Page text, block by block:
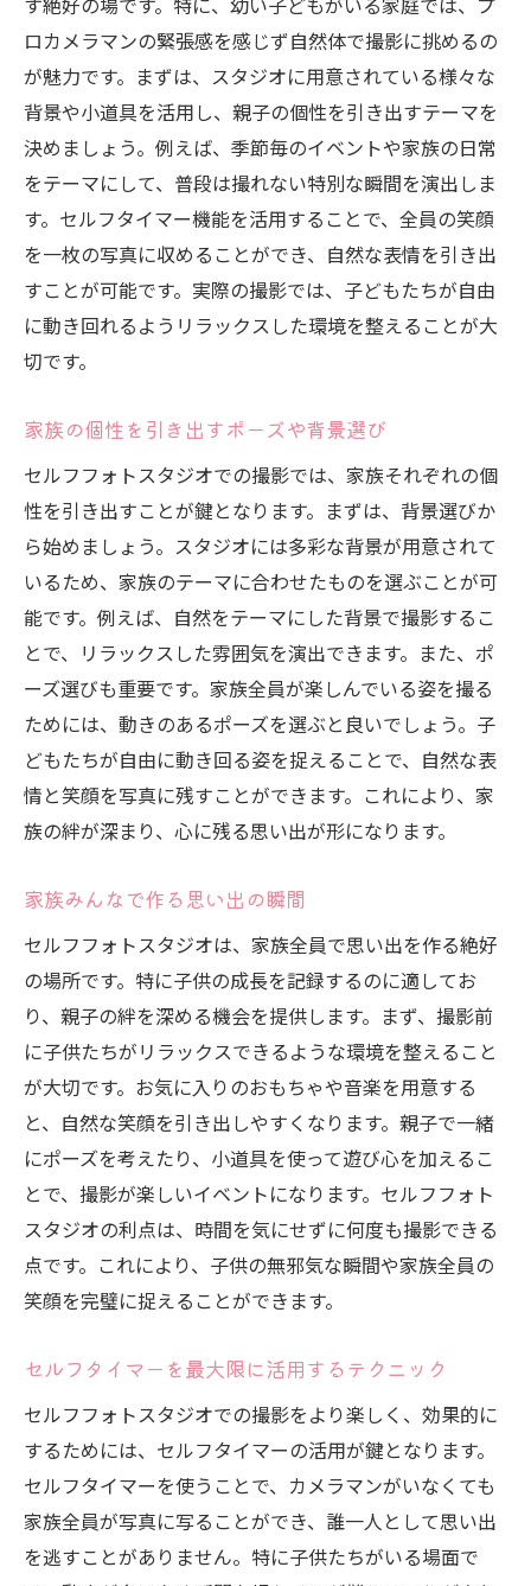
ロカメラマンの緊張感を感じず自然体で撮影に挑めるの
が魅力です。まずは、スタジオに用意されている様々な
背景や小道具を活用し、親子の個性を引き出すテーマを
決めましょう。例えば、季節毎のイベントや家族の日常
をテーマにして、普段は撮れない特別な瞬間を演出しま
す。セルフタイマー機能を活用することで、全員の笑顔
を一枚の写真に収めることができ、自然な表情を引き出
すことが可能です。実際の撮影では、子どもたちが自由
に動き回れるようリラックスした環境を整えることが大
切です。
家族の個性を引き出すポーズや背景選び
セルフフォトスタジオでの撮影では、家族それぞれの個
性を引き出すことが鍵となります。まずは、背景選びか
ら始めましょう。スタジオには多彩な背景が用意されて
いるため、家族のテーマに合わせたものを選ぶことが可
能です。例えば、自然をテーマにした背景で撮影するこ
とで、リラックスした雰囲気を演出できます。また、ポ
ーズ選びも重要です。家族全員が楽しんでいる姿を撮る
ためには、動きのあるポーズを選ぶと良いでしょう。子
どもたちが自由に動き回る姿を捉えることで、自然な表
情と笑顔を写真に残すことができます。これにより、家
族の絆が深まり、心に残る思い出が形になります。
家族みんなで作る思い出の瞬間
セルフフォトスタジオは、家族全員で思い出を作る絶好
の場所です。特に子供の成長を記録するのに適してお
り、親子の絆を深める機会を提供します。まず、撮影前
に子供たちがリラックスできるような環境を整えること
が大切です。お気に入りのおもちゃや音楽を用意する
と、自然な笑顔を引き出しやすくなります。親子で一緒
にポーズを考えたり、小道具を使って遊び心を加えるこ
とで、撮影が楽しいイベントになります。セルフフォト
スタジオの利点は、時間を気にせずに何度も撮影できる
点です。これにより、子供の無邪気な瞬間や家族全員の
笑顔を完璧に捉えることができます。
セルフタイマーを最大限に活用するテクニック
セルフフォトスタジオでの撮影をより楽しく、効果的に
するためには、セルフタイマーの活用が鍵となります。
セルフタイマーを使うことで、カメラマンがいなくても
家族全員が写真に写ることができ、誰一人として思い出
を逃すことがありません。特に子供たちがいる場面で